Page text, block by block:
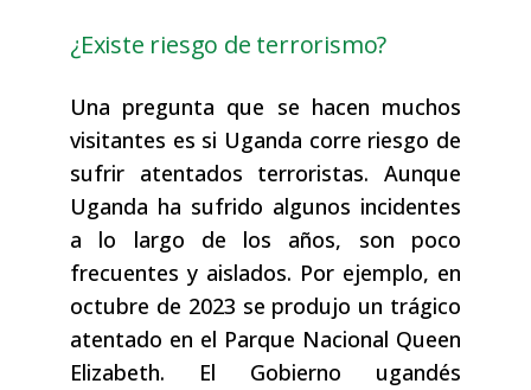
¿Existe riesgo de terrorismo?
Una pregunta que se hacen muchos
visitantes es si Uganda corre riesgo de
sufrir atentados terroristas. Aunque
Uganda ha sufrido algunos incidentes
a lo largo de los años, son poco
frecuentes y aislados. Por ejemplo, en
octubre de 2023 se produjo un trágico
atentado en el Parque Nacional Queen
Elizabeth. El Gobierno ugandés